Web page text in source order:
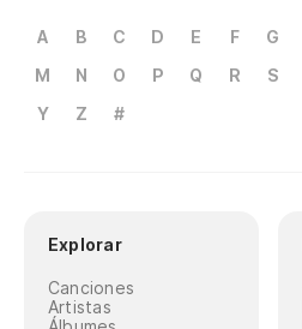
A B C D E F G
M
N O P Q R S
Y
Z #
Explorar
Canciones
Artistas